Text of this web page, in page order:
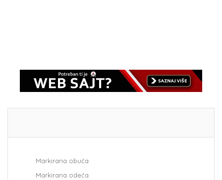
Markirana obuća
Markirana odeća